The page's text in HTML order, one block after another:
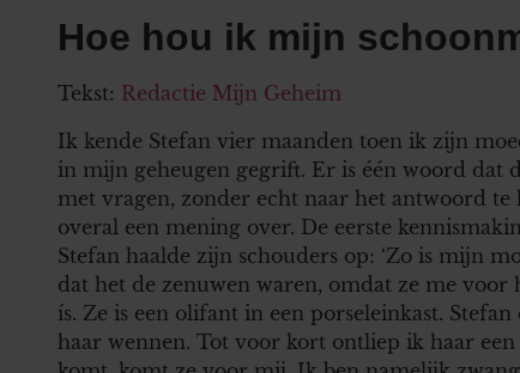
Hoe hou ik mijn
Tekst: Redactie Mijn Geheim
Ik kende Stefan vier maanden toen ik zijn
in mijn geheugen gegrift. Er is één woord dat
met vragen, zonder echt naar het antwoord te
overal een mening over. De eerste
Stefan haalde zijn schouders op: ‘Zo is mijn
dat het de zenuwen waren, omdat ze me voor
ís. Ze is een olifant in een porseleinkast.
haar wennen. Tot voor kort ontliep ik haar